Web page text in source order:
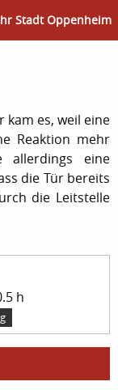
Stadt Oppenheim
kam es, weil eine
Reaktion mehr
allerdings eine
die Tür bereits
die Leitstelle
h